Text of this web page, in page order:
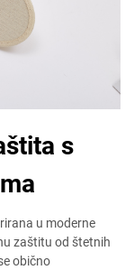
s
u moderne
zaštitu od štetnih
obično